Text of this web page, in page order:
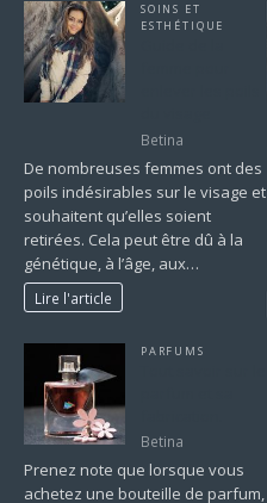
SOINS ET
ESTHÉTIQUE
Betina
De nombreuses femmes ont des
poils indésirables sur le visage et
souhaitent qu’elles soient
retirées. Cela peut être dû à la
génétique, à l’âge, aux…
Lire l'article
PARFUMS
Betina
Prenez note que lorsque vous
achetez une bouteille de parfum,